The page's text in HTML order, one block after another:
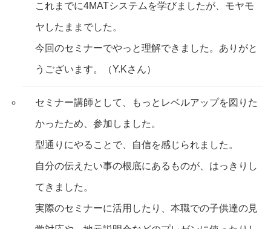
これまでに4MATシステムを学びましたが、モヤモ
ヤしたままでした。
今回のセミナーでやっと理解できました。ありがと
うございます。（Y.Kさん）
セミナー講師として、もっとレベルアップを図りた
かったため、参加しました。
型通りにやることで、自信を感じられました。
自分の伝えたい事の根底にあるものが、はっきりし
てきました。
実際のセミナーに活用したり、本職での子供達の見